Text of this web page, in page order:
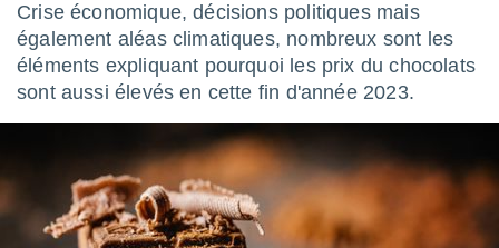
des
Vous
Crise économique, décisions politiques mais
également aléas climatiques, nombreux sont les
éléments expliquant pourquoi les prix du chocolats
sont aussi élevés en cette fin d'année 2023.